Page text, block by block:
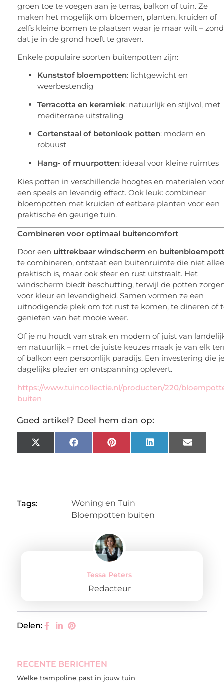
groen toe te voegen aan je terras, balkon of tuin. Ze
maken het mogelijk om bloemen, planten, kruiden of
zelfs kleine bomen te plaatsen waar je maar wilt –
dat je in de grond hoeft te graven.
Enkele populaire soorten buitenpotten zijn:
Kunststof bloempotten: lichtgewicht en
weerbestendig
Terracotta en keramiek: natuurlijk en stijlvol, met
mediterrane uitstraling
Cortenstaal of betonlook potten: modern en
robuust
Hang- of muurpotten: ideaal voor kleine ruimtes
Kies potten in verschillende hoogtes en materialen
een speels en levendig effect. Ook leuk: combineer
bloempotten met kruiden of eetbare planten voor een
praktische én geurige tuin.
Combineren voor optimaal buitencomfort
Door een uittrekbaar windscherm en
te combineren, ontstaat een buitenruimte die niet
praktisch is, maar ook sfeer en rust uitstraalt. Het
windscherm biedt beschutting, terwijl de potten
voor kleur en levendigheid. Samen vormen ze een
uitnodigende plek om tot rust te komen, te dineren of
genieten van het mooie weer.
Of je nu houdt van strak en modern of juist van
en natuurlijk – met de juiste keuzes maak je van elk
of balkon een persoonlijk paradijs. Een investering die
dagelijks plezier en ontspanning oplevert.
https://www.tuincollectie.nl/producten/220/
buiten
Goed artikel? Deel hem dan op:
X
(Twitter)
Facebook Pinterest LinkedIn Email
Tags:
Woning en Tuin
Bloempotten buiten
Tessa Peters
Redacteur
Delen:
RECENTE BERICHTEN
Welke trampoline past in jouw tuin